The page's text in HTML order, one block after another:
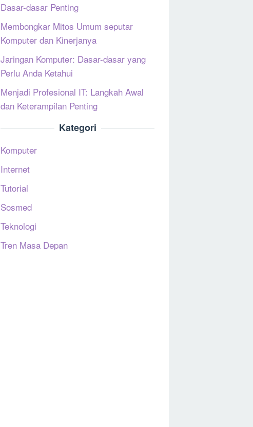
Dasar-dasar Penting
Membongkar Mitos Umum seputar
Komputer dan Kinerjanya
Jaringan Komputer: Dasar-dasar yang
Perlu Anda Ketahui
Menjadi Profesional IT: Langkah Awal
dan Keterampilan Penting
Kategori
Komputer
Internet
Tutorial
Sosmed
Teknologi
Tren Masa Depan